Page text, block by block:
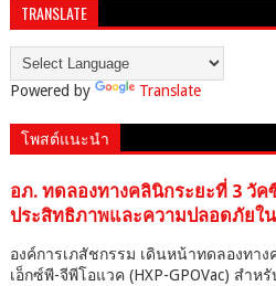
TRANSLATE
Powered by Translate
โพสต์แนะนำ
อภ. ทดลองทางคลินิกระยะที่ 3 วัค
ประสิทธิภาพและความปลอดภัยใ
องค์การเภสัชกรรม เดินหน้าทดลองทา
เอ็กซ์พี-จีพีโอแวค (HXP-GPOVac) สำ